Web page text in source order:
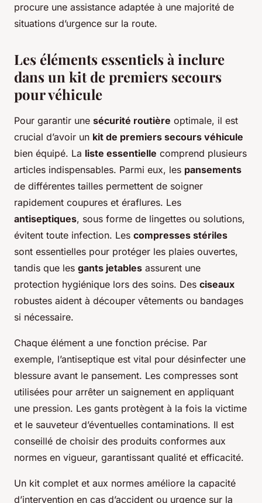
procure une assistance adaptée à une majorité de
situations d’urgence sur la route.
Les éléments essentiels à inclure
dans un kit de premiers secours
pour véhicule
Pour garantir une sécurité routière optimale, il est
crucial d’avoir un kit de premiers secours véhicule
bien équipé. La liste essentielle comprend plusieurs
articles indispensables. Parmi eux, les pansements
de différentes tailles permettent de soigner
rapidement coupures et éraflures. Les
antiseptiques, sous forme de lingettes ou solutions,
évitent toute infection. Les compresses stériles
sont essentielles pour protéger les plaies ouvertes,
tandis que les gants jetables assurent une
protection hygiénique lors des soins. Des ciseaux
robustes aident à découper vêtements ou bandages
si nécessaire.
Chaque élément a une fonction précise. Par
exemple, l’antiseptique est vital pour désinfecter une
blessure avant le pansement. Les compresses sont
utilisées pour arrêter un saignement en appliquant
une pression. Les gants protègent à la fois la victime
et le sauveteur d’éventuelles contaminations. Il est
conseillé de choisir des produits conformes aux
normes en vigueur, garantissant qualité et efficacité.
Un kit complet et aux normes améliore la capacité
d’intervention en cas d’accident ou urgence sur la